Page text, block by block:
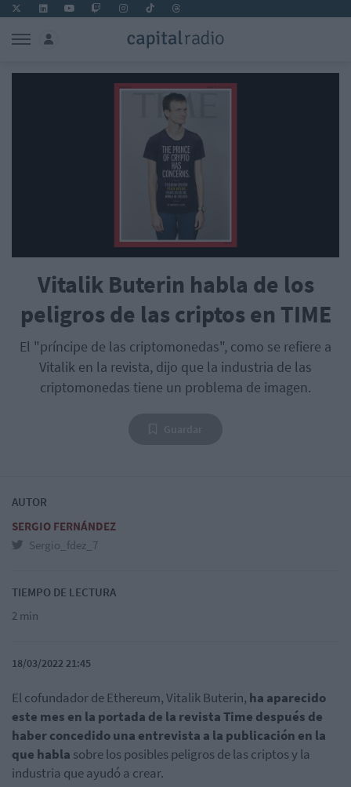
Vitalik Buterin habla de los
peligros de las criptos en TIME
El "príncipe de las criptomonedas", como se refiere a
Vitalik en la revista, dijo que la industria de las
criptomonedas tiene un problema de imagen.
AUTOR
SERGIO FERNÁNDEZ
Sergio_fdez_7
TIEMPO DE LECTURA
2 min
18/03/2022 21:45
El cofundador de Ethereum, Vitalik Buterin, ha aparecido
este mes en la portada de la revista Time después de
haber concedido una entrevista a la publicación en la
que habla sobre los posibles peligros de las criptos y la
industria que ayudó a crear.